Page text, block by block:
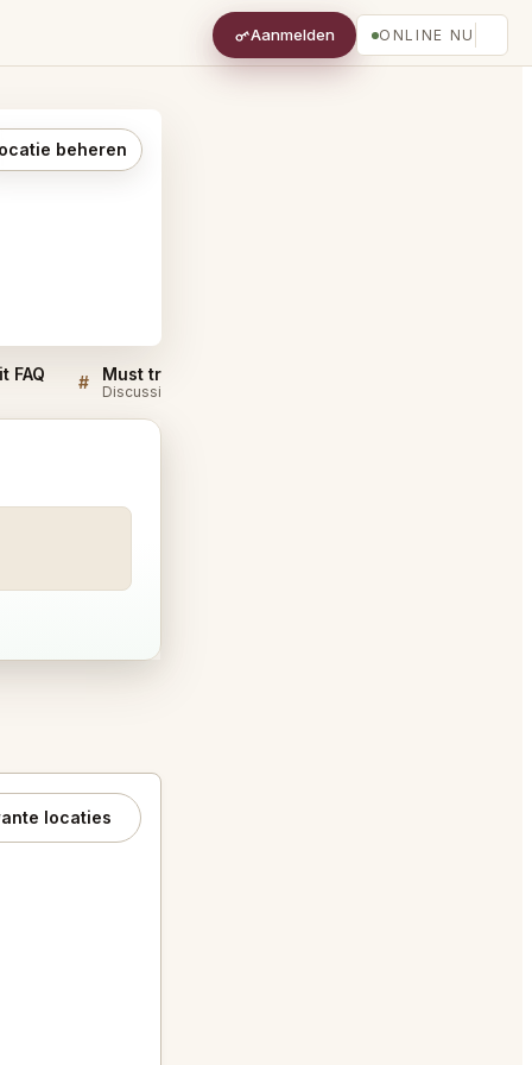
Aanmelden ONLINE NU
beheren
FAQ # Discussie
locaties